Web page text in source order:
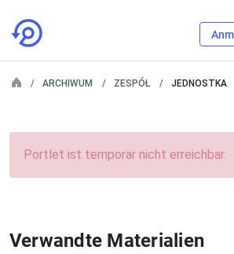
ARCHIWUM ZESPÓŁ JEDNOSTKA
Portlet ist temporär nicht erreichbar.
Verwandte Materialien